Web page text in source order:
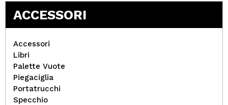
ACCESSORI
Accessori
Libri
Palette Vuote
Piegaciglia
Portatrucchi
Specchio